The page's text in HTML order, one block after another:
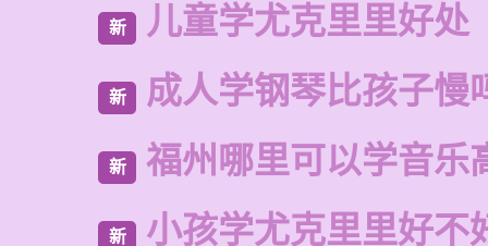
新 儿童学尤克里里好处
新 成人学钢琴比孩子慢
新 福州哪里可以学音乐
新 小孩学尤克里里好不